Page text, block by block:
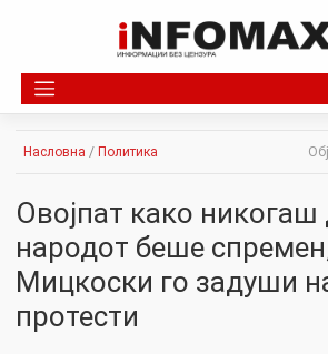
Насловна / Политика
Овојпат како никогаш
народот беше
Мицкоски го задуши
протести